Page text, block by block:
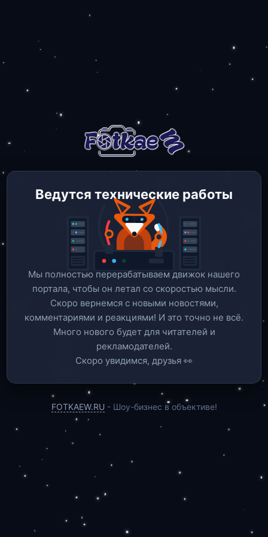
Ведутся технические работы
Мы полностью перерабатываем движок нашего
портала, чтобы он летал со скоростью мысли.
Скоро вернемся c новыми новостями,
комментариями и реакциями! И это точно не всё.
Много нового будет для читателей и
рекламодателей.
Скоро увидимся, друзья 👀
FOTKAEW.RU - Шоу-бизнес в объективе!